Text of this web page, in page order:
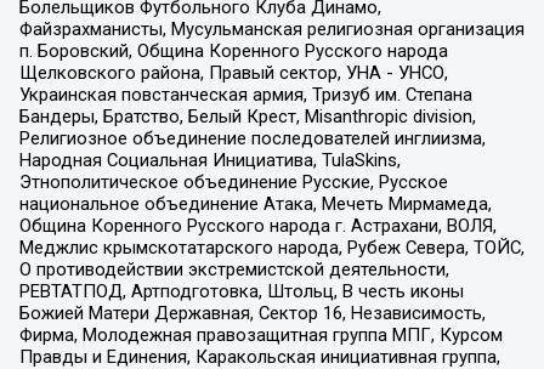
Болельщиков Футбольного Клуба Динамо,
Файзрахманисты, Мусульманская религиозная организация
п. Боровский, Община Коренного Русского народа
Щелковского района, Правый сектор, УНА - УНСО,
Украинская повстанческая армия, Тризуб им. Степана
Бандеры, Братство, Белый Крест, Misanthropic division,
Религиозное объединение последователей инглиизма,
Народная Социальная Инициатива, TulaSkins,
Этнополитическое объединение Русские, Русское
национальное объединение Атака, Мечеть Мирмамеда,
Община Коренного Русского народа г. Астрахани, ВОЛЯ,
Меджлис крымскотатарского народа, Рубеж Севера, ТОЙС,
О противодействии экстремистской деятельности,
РЕВТАТПОД, Артподготовка, Штольц, В честь иконы
Божией Матери Державная, Сектор 16, Независимость,
Фирма, Молодежная правозащитная группа МПГ, Курсом
Правды и Единения, Каракольская инициативная группа,